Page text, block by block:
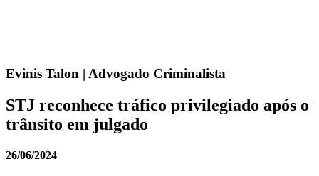
Evinis Talon | Advogado Criminalista
STJ reconhece tráfico privilegiado após o
trânsito em julgado
26/06/2024